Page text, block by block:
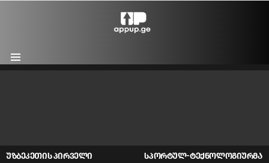
Menu
ᲣᲖᲑᲔᲙᲔᲗᲘᲡ ᲞᲘᲠᲕᲔᲚᲘ
ᲡᲞᲝᲠᲢᲣᲚ-ᲢᲔᲥᲜᲝᲚᲝᲒᲘᲣᲠᲛᲐ